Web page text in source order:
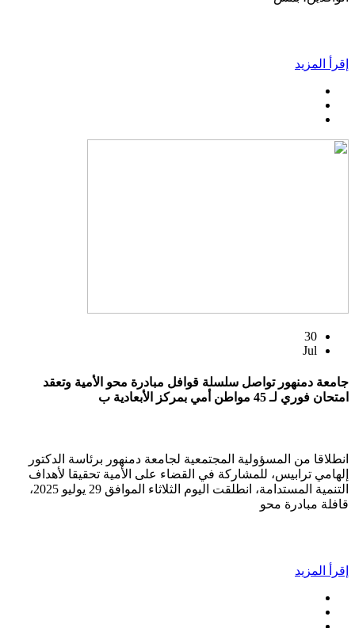
إقرأ المزيد
30
Jul
جامعة دمنهور تواصل سلسلة قوافل مبادرة محو الأمية وتعقد
امتحان فوري لـ 45 مواطن أمي بمركز الأبعادية ب
انطلاقا من المسؤولية المجتمعية لجامعة دمنهور برئاسة الدكتور
إلهامي ترابيس، للمشاركة في القضاء على الأمية تحقيقا لأهداف
التنمية المستدامة، انطلقت اليوم الثلاثاء الموافق 29 يوليو 2025،
قافلة مبادرة محو
إقرأ المزيد